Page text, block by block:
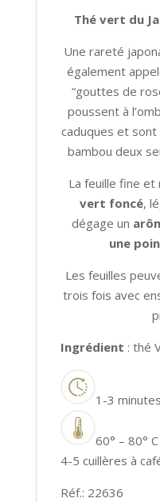
Thé vert du
Une rareté
également
“gouttes de
poussent à
caduques et
bambou deux
La feuille fine et
vert foncé,
dégage un
une
Les feuilles
trois fois avec
Ingrédient : thé
1-3
60° – 80°
4-5 cuillères à
Réf.: 22636